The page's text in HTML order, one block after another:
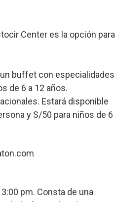
Center es la opción para
buffet con especialidades
de 6 a 12 años.
Estará disponible
y S/50 para niños de 6
pm. Consta de una